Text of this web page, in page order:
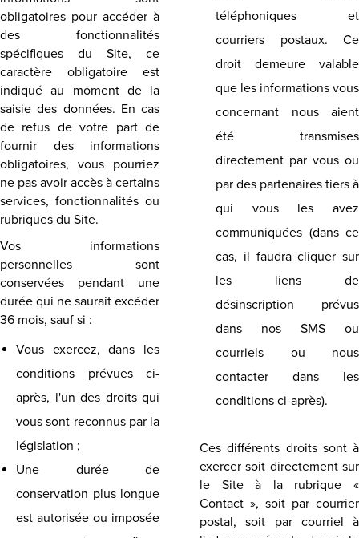
obligatoires pour accéder à
des fonctionnalités
spécifiques du Site, ce
caractère obligatoire est
indiqué au moment de la
saisie des données. En cas
de refus de votre part de
fournir des informations
obligatoires, vous pourriez
ne pas avoir accès à certains
services, fonctionnalités ou
rubriques du Site.
Vos informations
personnelles sont
conservées pendant une
durée qui ne saurait excéder
36 mois, sauf si :
Vous exercez, dans les
conditions prévues ci-
après, l'un des droits qui
vous sont reconnus par la
législation ;
Une durée de
conservation plus longue
est autorisée ou imposée
téléphoniques et
courriers postaux. Ce
droit demeure valable
que les informations vous
concernant nous aient
été transmises
directement par vous ou
par des partenaires tiers à
qui vous les avez
communiquées (dans ce
cas, il faudra cliquer sur
les liens de
désinscription prévus
dans nos SMS ou
courriels ou nous
contacter dans les
conditions ci-après).
Ces différents droits sont à
exercer soit directement sur
le Site à la rubrique «
Contact », soit par courrier
postal, soit par courriel à